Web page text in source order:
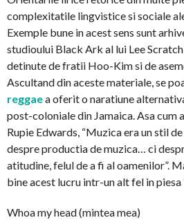
complexitatile lingvistice si sociale
Exemple bune in acest sens sunt
studioului Black Ark al lui Lee
detinute de fratii Hoo-Kim si de
Ascultand din aceste materiale, se
reggaea oferit o naratiune
post-coloniale din Jamaica. Asa
Rupie Edwards, “Muzica era un stil
despre productia de muzica… ci
atitudine, felul de a fi al oamenilor”.
bine acest lucru intr-un alt fel in piesa
Whoa my head (mintea mea)